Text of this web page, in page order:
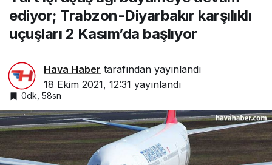
Kasım’da başlıyor
ediyor; Trabzon-Diyarbakır karşılıklı
uçuşları 2 Kasım’da başlıyor
Hava Haber tarafından yayınlandı
18 Ekim 2021, 12:31 yayınlandı
0dk, 58sn